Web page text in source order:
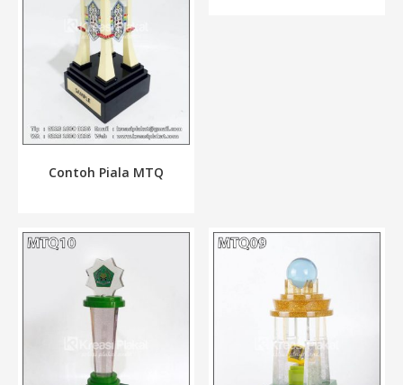
Contoh Piala MTQ